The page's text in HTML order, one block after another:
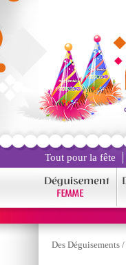
Tout pour la fête
Des Déguisements /